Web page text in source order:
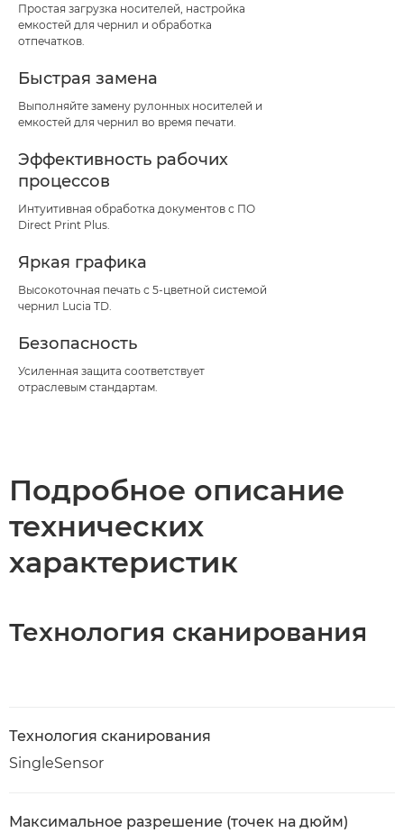
Простая загрузка носителей, настройка
емкостей для чернил и обработка
отпечатков.
Быстрая замена
Выполняйте замену рулонных носителей и
емкостей для чернил во время печати.
Эффективность рабочих
процессов
Интуитивная обработка документов с ПО
Direct Print Plus.
Яркая графика
Высокоточная печать с 5-цветной системой
чернил Lucia TD.
Безопасность
Усиленная защита соответствует
отраслевым стандартам.
Подробное описание
технических
характеристик
Технология сканирования
Технология сканирования
SingleSensor
Максимальное разрешение (точек на дюйм)